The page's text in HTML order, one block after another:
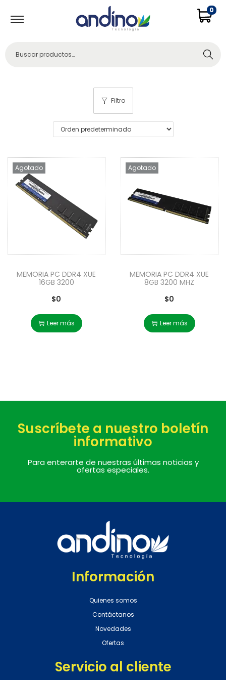
0
Buscar
Filtro
Agotado
MEMORIA PC DDR4 XUE
16GB 3200
$0
Leer más
Agotado
MEMORIA PC DDR4 XUE
8GB 3200 MHZ
$0
Leer más
Suscríbete a nuestro boletín
informativo
Para enterarte de nuestras últimas noticias y
ofertas especiales.
Información
Quienes somos
Contáctanos
Novedades
Ofertas
Servicio al cliente